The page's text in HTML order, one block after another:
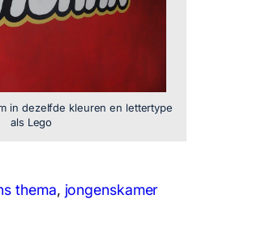
in dezelfde kleuren en lettertype
als Lego
thema, jongenskamer